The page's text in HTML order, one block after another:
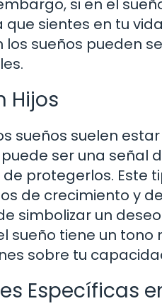
si en el
sientes en tu
los sueños pueden
Hijos
sueños suelen
puede ser una señal
protegerlos. Este
de crecimiento y
simbolizar un
sueño tiene un
sobre tu
Específicas